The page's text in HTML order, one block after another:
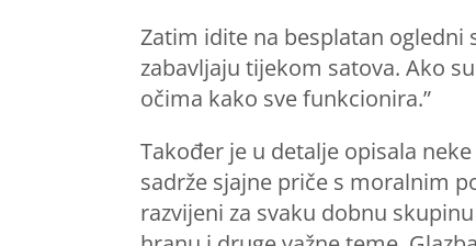
Zatim idite na besplatan ogledni
zabavljaju tijekom satova. Ako
očima kako sve funkcionira.”
Također je u detalje opisala
sadrže sjajne priče s moralnim
razvijeni za svaku dobnu